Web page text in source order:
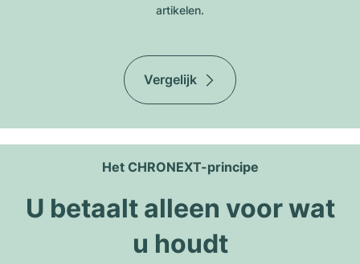
artikelen.
Vergelijk
Het CHRONEXT-principe
U betaalt alleen voor wat
u houdt